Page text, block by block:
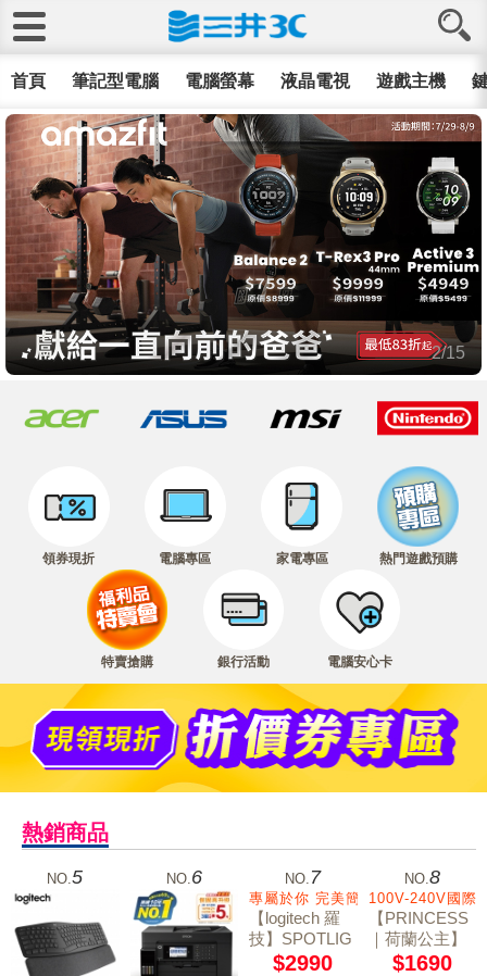
首頁 筆記型電腦 電腦螢幕 液晶電視 遊戲主機
2/15
領券現折 電腦專區 家電專區 熱門遊戲預購
特賣搶購 銀行活動 電腦安心卡
熱銷商品
NO.5 NO. 6 NO. 7
專屬於你 完美簡報
【logitech 羅
技】SPOTLIG
HT簡報器-香
$2990
NO. 8
100V-240V國際
【PRINCESS
｜荷蘭公主】
手持國際電壓
$1690